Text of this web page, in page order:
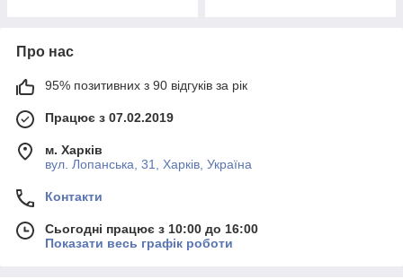
Про нас
95% позитивних з 90 відгуків за рік
Працює з 07.02.2019
м. Харків
вул. Лопанська, 31, Харків, Україна
Контакти
Сьогодні працює з 10:00 до 16:00
Показати весь графік роботи